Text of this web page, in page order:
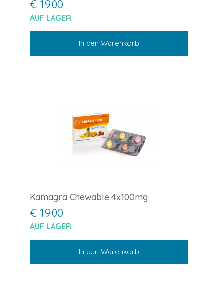
€ 19.00
AUF LAGER
In den Warenkorb
Kamagra Chewable 4x100mg
€ 19.00
AUF LAGER
In den Warenkorb